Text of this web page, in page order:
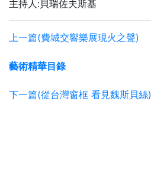
主持人:貝瑞佐夫斯基
上一篇(費城交響樂展現火之聲)
藝術精華目錄
下一篇(從台灣窗框 看見魏斯貝絲)